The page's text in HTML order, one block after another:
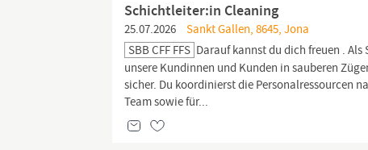
Schichtleiter:in Cleaning
25.07.2026
Sankt Gallen, 8645, Jona
SBB CFF FFS Darauf kannst du dich freuen .
unsere Kundinnen und Kunden in sauberen
sicher. Du koordinierst die Personalressourcen
Team sowie für...